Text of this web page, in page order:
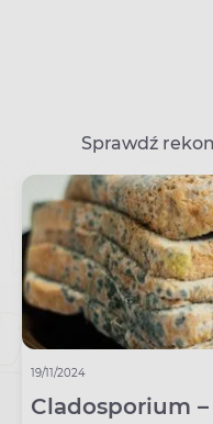
Sprawdź
19/11/2024
Cladosporium